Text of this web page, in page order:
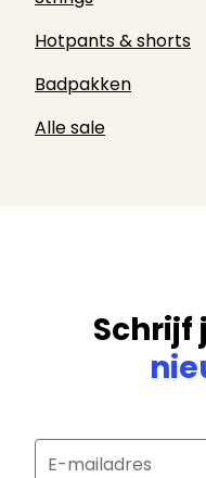
Hotpants & shorts
Badpakken
Alle sale
Schrijf
E-mailadres